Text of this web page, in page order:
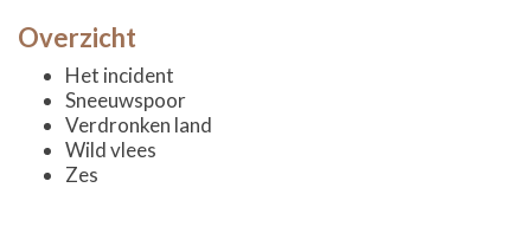
Overzicht
Het incident
Sneeuwspoor
Verdronken land
Wild vlees
Zes